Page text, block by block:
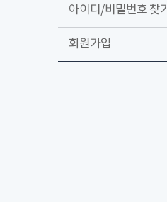
아이디/비밀번호 찾기
회원가입